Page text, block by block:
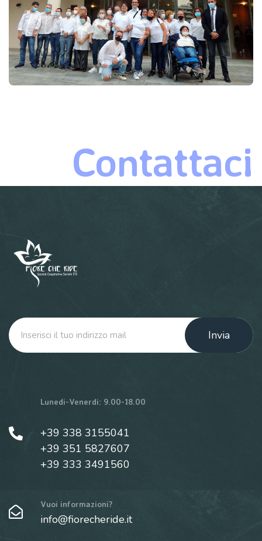
Contattaci
Invia
Lunedi-Venerdi: 9.00-18.00
+39 338 3155041
+39 351 5827607
+39 333 3491560
Vuoi informazioni?
info@fiorecheride.it